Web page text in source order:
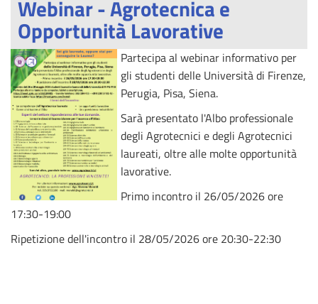
Webinar - Agrotecnica e
Opportunità Lavorative
Partecipa al webinar informativo per
gli studenti delle Università di Firenze,
Perugia, Pisa, Siena.
Sarà presentato l'Albo professionale
degli Agrotecnici e degli Agrotecnici
laureati, oltre alle molte opportunità
lavorative.
Primo incontro il 26/05/2026 ore
17:30-19:00
Ripetizione dell'incontro il 28/05/2026 ore 20:30-22:30